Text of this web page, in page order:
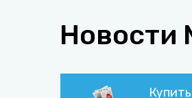
Новости